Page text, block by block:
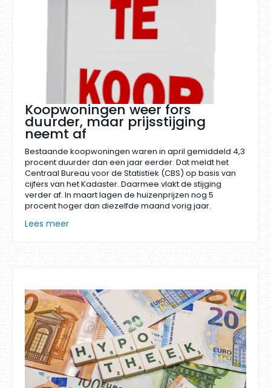
Koopwoningen weer fors
duurder, maar prijsstijging
neemt af
Bestaande koopwoningen waren in april gemiddeld 4,3
procent duurder dan een jaar eerder. Dat meldt het
Centraal Bureau voor de Statistiek (CBS) op basis van
cijfers van het Kadaster. Daarmee vlakt de stijging
verder af. In maart lagen de huizenprijzen nog 5
procent hoger dan diezelfde maand vorig jaar.
Lees meer